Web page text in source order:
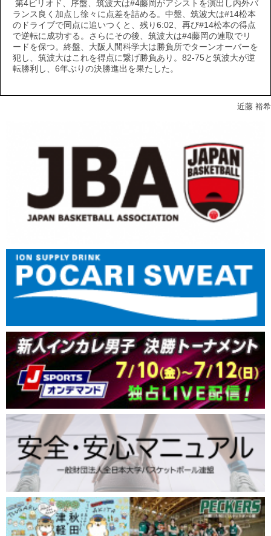
第4ピリオド、序盤、筑波大は#4藤岡がアシストを演出し内外バ
ランス良く加点し徐々に点差を詰める。中盤、筑波大は#14松本
のドライブで同点に追いつくと、残り6:02、再び#14松本の得点
で逆転に成功する。さらにその後、筑波大は#4藤岡の連取でリ
ードを保つ。終盤、大阪人間科学大は勝負所でターンオーバーを
犯し、筑波大はこれを得点に繋げ勝負あり。82-75と筑波大が逆
転勝利し、6年ぶりの決勝進出を果たした。
近藤 裕希